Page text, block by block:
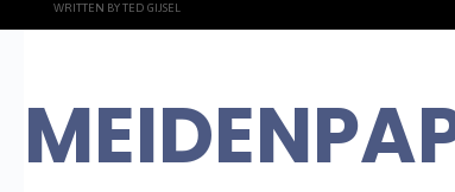
WRITTEN BYTED GIJSEL